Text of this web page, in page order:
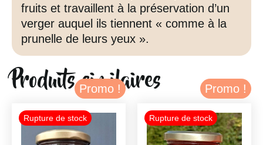
fruits et travaillent à la préservation d’un
verger auquel ils tiennent « comme à la
prunelle de leurs yeux ».
Produits similaires
Promo ! Promo !